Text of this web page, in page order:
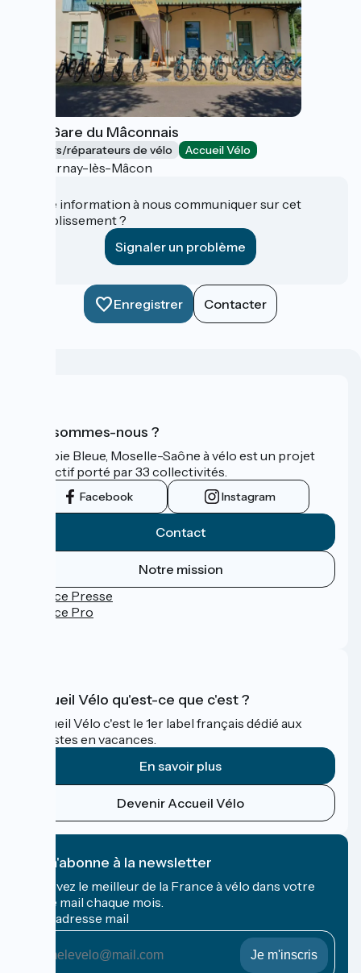
Vélo-Gare du Mâconnais
Loueurs/réparateurs de vélo Accueil Vélo
Charnay-lès-Mâcon
Une information à nous communiquer sur cet
établissement ?
Signaler un problème
Enregistrer Contacter
Qui sommes-nous ?
La Voie Bleue, Moselle-Saône à vélo est un projet
collectif porté par 33 collectivités.
Facebook Instagram
Contact
Notre mission
Espace Presse
Espace Pro
Accueil Vélo qu'est-ce que c'est ?
Accueil Vélo c'est le 1er label français dédié aux
cyclistes en vacances.
En savoir plus
Devenir Accueil Vélo
Je m'abonne à la newsletter
Recevez le meilleur de la France à vélo dans votre
boîte mail chaque mois.
Mon adresse mail
Mon
adresse